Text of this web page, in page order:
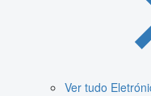
Ver tudo